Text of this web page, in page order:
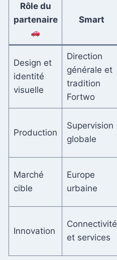
Rôle du
partenaire
Smart
Design et
identité
visuelle
Direction
générale et
tradition
Fortwo
Production
Supervision
globale
Marché
cible
Europe
urbaine
Innovation
Connectivité
et services